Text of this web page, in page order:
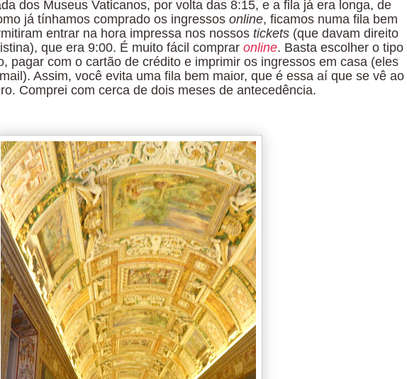
dos Museus Vaticanos, por volta das 8:15, e a fila já era longa, de
já tínhamos comprado os ingressos online, ficamos numa fila bem
entrar na hora impressa nos nossos tickets (que davam direito
que era 9:00. É muito fácil comprar online. Basta escolher o tipo
pagar com o cartão de crédito e imprimir os ingressos em casa (eles
Assim, você evita uma fila bem maior, que é essa aí que se vê ao
Comprei com cerca de dois meses de antecedência.